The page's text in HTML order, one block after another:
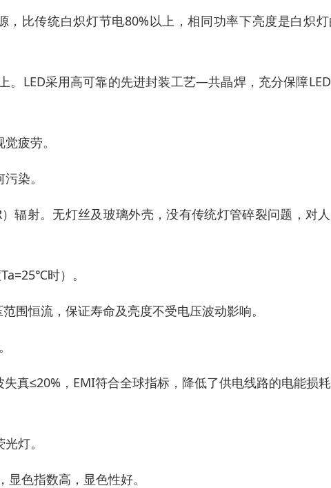
比传统白炽灯节电80%以上，相同功率下亮度是白炽
。LED采用高可靠的先进封装工艺—共晶焊，充分保障
疲劳。
染。
辐射。无灯丝及玻璃外壳，没有传统灯管碎裂问题，对
时）。
围恒流，保证寿命及亮度不受电压波动影响。
真≤20%，EMI符合全球指标，降低了供电线路的电能损
灯。
色指数高，显色性好。